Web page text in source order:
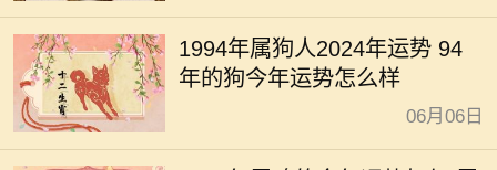
1994年属狗人2024年运势 94
年的狗今年运势怎么样
06月06日